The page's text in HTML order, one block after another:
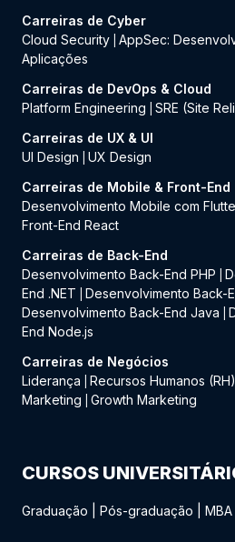
Carreiras de Cyber
Cloud Security AppSec:
Aplicações
Carreiras de DevOps & Cloud
Platform Engineering
SRE (Site
Carreiras de UX & UI
UI Design
UX Design
Carreiras de Mobile & Front-End
Desenvolvimento Mobile com
Front-End React
Carreiras de Back-End
Desenvolvimento Back-End PHP
End .NET
Desenvolvimento Back-
Desenvolvimento Back-End Java
End Node.js
Carreiras de Negócios
Liderança
Recursos Humanos (RH)
Marketing
Growth Marketing
CURSOS
Graduação Pós-graduação MBA